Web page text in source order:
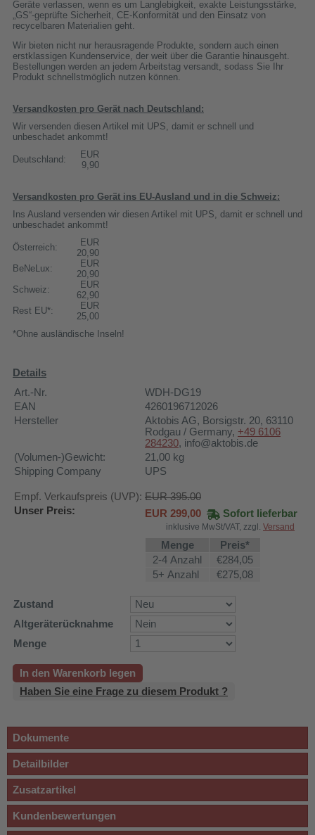
Geräte verlassen, wenn es um Langlebigkeit, exakte Leistungsstärke,
„GS“-geprüfte Sicherheit, CE-Konformität und den Einsatz von
recycelbaren Materialien geht.
Wir bieten nicht nur herausragende Produkte, sondern auch einen
erstklassigen Kundenservice, der weit über die Garantie hinausgeht.
Bestellungen werden an jedem Arbeitstag versandt, sodass Sie Ihr
Produkt schnellstmöglich nutzen können.
Versandkosten pro Gerät nach Deutschland:
Wir versenden diesen Artikel mit UPS, damit er schnell und
unbeschadet ankommt!
Deutschland:
EUR
9,90
Versandkosten pro Gerät ins EU-Ausland und in die Schweiz:
Ins Ausland versenden wir diesen Artikel mit UPS, damit er schnell und
unbeschadet ankommt!
Österreich:
EUR
20,90
BeNeLux:
EUR
20,90
Schweiz:
EUR
62,90
Rest EU*:
EUR
25,00
*Ohne ausländische Inseln!
Details
Art.-Nr.
WDH-DG19
EAN
4260196712026
Hersteller
Aktobis AG, Borsigstr. 20, 63110
Rodgau / Germany, +49 6106
284230, info@aktobis.de
(Volumen-)Gewicht:
21,00 kg
Shipping Company
UPS
Empf. Verkaufspreis (UVP): EUR 395.00
Unser Preis:
EUR 299,00 Sofort lieferbar
inklusive MwSt/VAT, zzgl. Versand
Menge
Preis*
2-4 Anzahl
€284,05
5+ Anzahl
€275,08
Zustand
Altgeräterücknahme
Menge
In den Warenkorb legen
Haben Sie eine Frage zu diesem Produkt ?
Dokumente
Detailbilder
Zusatzartikel
Kundenbewertungen